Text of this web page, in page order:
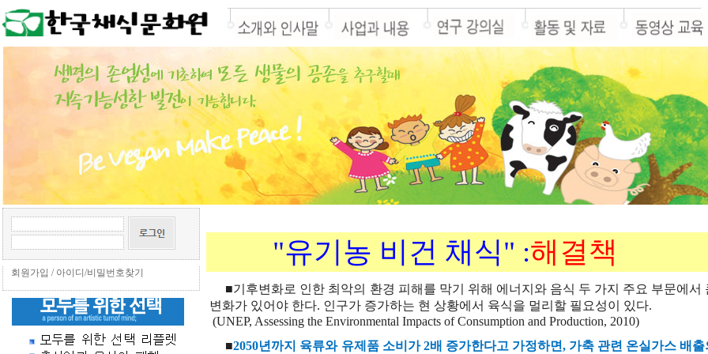
회원가입 / 아이디/비밀번호찾기
"유기농 비건 채식" :해결책
■기후변화로 인한 최악의 환경 피해를 막기 위해 에너지와 음식 두 가지 주요 부문에서
변화가 있어야 한다. 인구가 증가하는 현 상황에서 육식을 멀리할 필요성이 있다.
(UNEP, Assessing the Environmental Impacts of Consumption and Production, 2010)
■2050년까지 육류와 유제품 소비가2배 증가한다고 가정하면, 가축 관련 온실가스 배출